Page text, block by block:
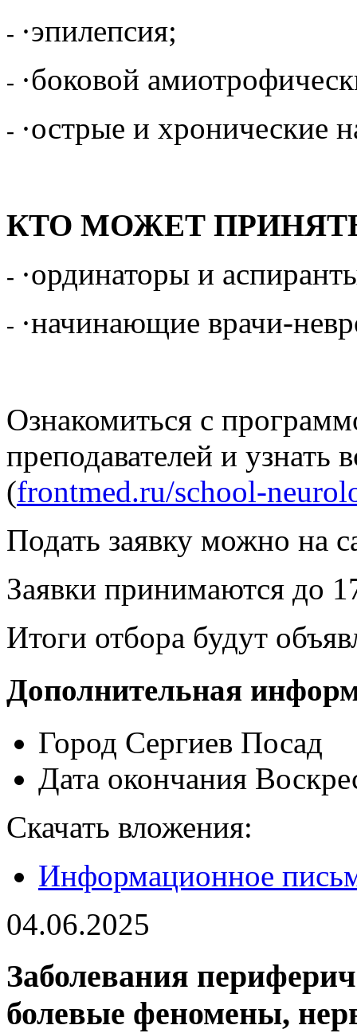
- ·эпилепсия;
- ·боковой
- ·острые и хронические
КТО МОЖЕТ
- ·ординаторы и
- ·начинающие врачи-
Ознакомиться с
преподавателей и узнать
(frontmed.ru/school-
Подать заявку можно на
Заявки принимаются до
Итоги отбора будут
Дополнительная
Город Сергиев Посад
Дата окончания
Скачать вложения:
Информационное
04.06.2025
Заболевания
болевые феномены,